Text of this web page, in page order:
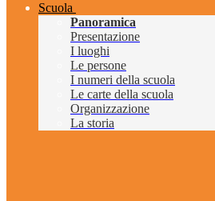
Scuola
Panoramica
Presentazione
I luoghi
Le persone
I numeri della scuola
Le carte della scuola
Organizzazione
La storia